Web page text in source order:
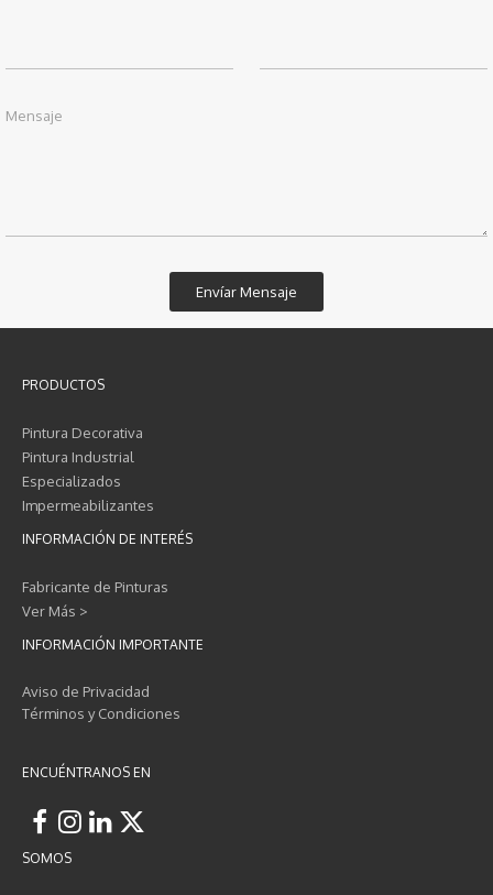
Mensaje
PRODUCTOS
Pintura Decorativa
Pintura Industrial
Especializados
Impermeabilizantes
INFORMACIÓN DE INTERÉS
Fabricante de Pinturas
Ver Más >
INFORMACIÓN IMPORTANTE
Aviso de Privacidad
Términos y Condiciones
ENCUÉNTRANOS EN
SOMOS